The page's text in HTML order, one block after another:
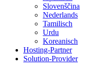
Slovenščina
Nederlands
Tamilisch
Urdu
Koreanisch
Hosting-Partner
Solution-Provider